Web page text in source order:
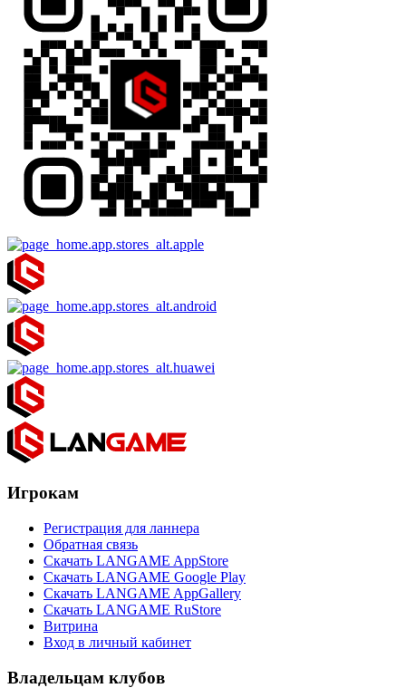
Игрокам
Регистрация для ланнера
Обратная связь
Скачать LANGAME AppStore
Скачать LANGAME Google Play
Скачать LANGAME AppGallery
Скачать LANGAME RuStore
Витрина
Вход в личный кабинет
Владельцам клубов